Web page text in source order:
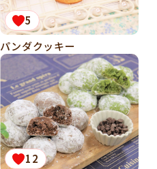
5
パンダクッキー
12